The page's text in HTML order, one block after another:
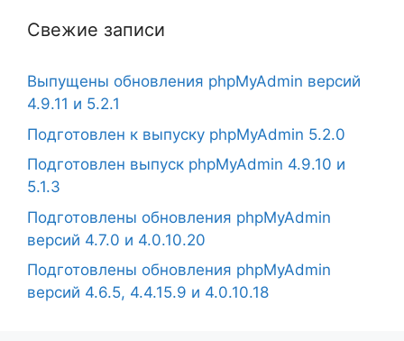
Свежие записи
Выпущены обновления phpMyAdmin версий
4.9.11 и 5.2.1
Подготовлен к выпуску phpMyAdmin 5.2.0
Подготовлен выпуск phpMyAdmin 4.9.10 и
5.1.3
Подготовлены обновления phpMyAdmin
версий 4.7.0 и 4.0.10.20
Подготовлены обновления phpMyAdmin
версий 4.6.5, 4.4.15.9 и 4.0.10.18